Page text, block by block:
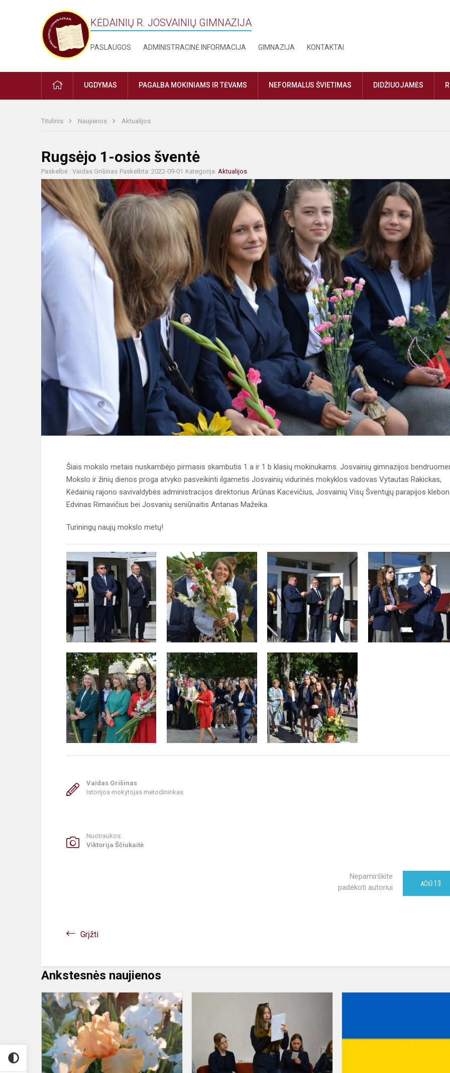
KĖDAINIŲ R. JOSVAINIŲ GIMNAZIJA
PASLAUGOS ADMINISTRACINĖ INFORMACIJA GIMNAZIJA KONTAKTAI
PRADŽIAUGDYMAS PAGALBA MOKINIAMS IR TĖVAMS NEFORMALUS ŠVIETIMAS DIDŽIUOJAMĖS
Titulinis Naujienos Aktualijos
Rugsėjo 1-osios šventė
Paskelbė : Vaidas Grišinas Paskelbta: 2022-09-01 Kategorija: Aktualijos
Šiais mokslo metais nuskambėjo pirmasis skambutis 1 a ir 1 b klasių mokinukams. Josvainių gimnazijos
Mokslo ir žinių dienos proga atvyko pasveikinti ilgametis Josvainių vidurinės mokyklos vadovas Vytautas Rakickas,
Kėdainių rajono savivaldybės administracijos direktorius Arūnas Kacevičius, Josvainių Visų Šventųjų parapijos
Edvinas Rimavičius bei Josvanių seniūnaitis Antanas Mažeika.
Turiningų naujų mokslo metų!
Vaidas Grišinas
Istorijos mokytojas metodininkas
Nuotraukos:
Viktorija Ščiukaitė
Nepamirškite
padėkoti autoriui
AČIŪ 13
Grįžti
Ankstesnės naujienos
Rugsėjo